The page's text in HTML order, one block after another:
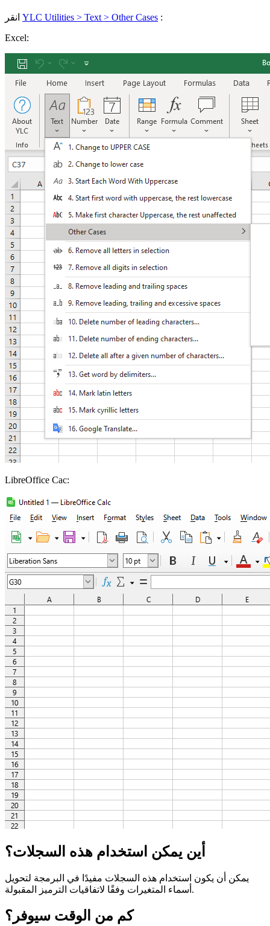
YLC Utilities > Text > Other Cases :
Excel:
LibreOffice Cac:
أين يمكن استخدام هذه السجلات؟
يمكن أن يكون استخدام هذه السجلات مفيدًا في البرمجة لتحويل
أسماء المتغيرات وفقًا لاتفاقيات الترميز المقبولة.
كم من الوقت سيوفر؟